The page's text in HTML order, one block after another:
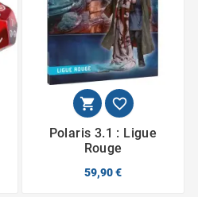
 
Polaris 3.1 : Ligue
Rouge
59,90 €